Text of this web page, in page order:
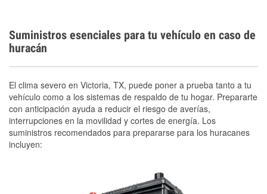
Suministros esenciales para tu vehículo en caso de
huracán
El clima severo en Victoria, TX, puede poner a prueba tanto a tu
vehículo como a los sistemas de respaldo de tu hogar. Prepararte
con anticipación ayuda a reducir el riesgo de averías,
interrupciones en la movilidad y cortes de energía. Los
suministros recomendados para prepararse para los huracanes
incluyen: